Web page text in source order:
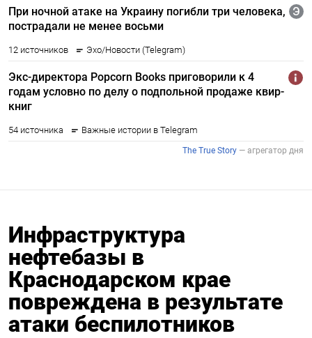
Инфраструктура
нефтебазы в
Краснодарском крае
повреждена в результате
атаки беспилотников